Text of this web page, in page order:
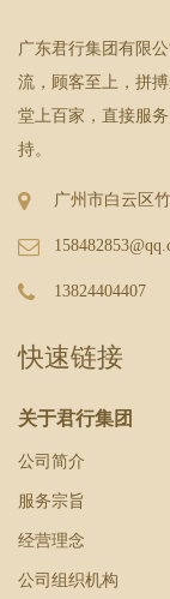
广东君行集团有限
流，顾客至上，拼
堂上百家，直接服
持。
广州市白云区
13824404407
快速链接
关于君行集团
公司简介
服务宗旨
经营理念
公司组织机构